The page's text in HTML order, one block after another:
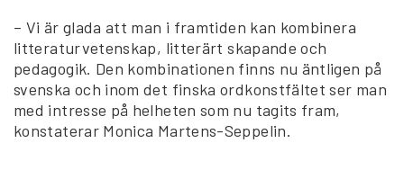
– Vi är glada att man i framtiden kan kombinera
litteraturvetenskap, litterärt skapande och
pedagogik. Den kombinationen finns nu äntligen på
svenska och inom det finska ordkonstfältet ser man
med intresse på helheten som nu tagits fram,
konstaterar Monica Martens-Seppelin.